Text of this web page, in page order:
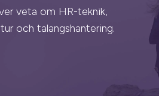
veta om HR-teknik,
och talangshantering.